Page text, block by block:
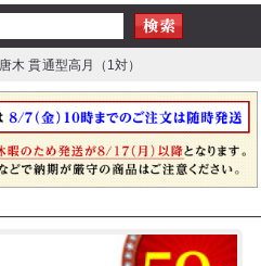
唐木 貫通型高月（1対）